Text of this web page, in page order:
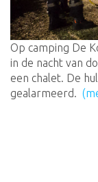
Op camping De
in de nacht van
een chalet. De
gealarmeerd.